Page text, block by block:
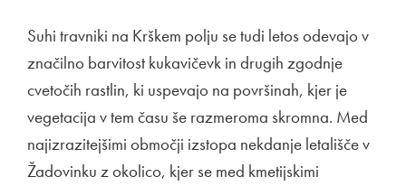
Suhi travniki na Krškem polju se tudi letos odevajo v
značilno barvitost kukavičevk in drugih zgodnje
cvetočih rastlin, ki uspevajo na površinah, kjer je
vegetacija v tem času še razmeroma skromna. Med
najizrazitejšimi območji izstopa nekdanje letališče v
Žadovinku z okolico, kjer se med kmetijskimi